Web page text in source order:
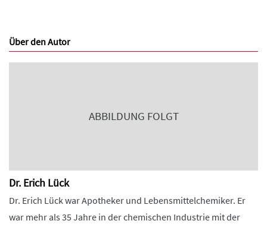
Über den Autor
ABBILDUNG FOLGT
Dr. Erich Lück
Dr. Erich Lück war Apotheker und Lebensmittelchemiker. Er
war mehr als 35 Jahre in der chemischen Industrie mit der